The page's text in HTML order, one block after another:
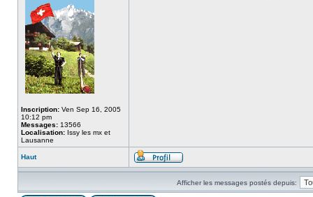
Inscription: Ven Sep 16, 2005
10:12 pm
Messages: 13566
Localisation: Issy les mx et
Lausanne
Haut
Afficher les messages postés depuis: